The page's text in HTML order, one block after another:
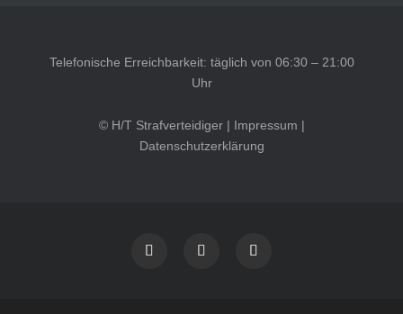
Telefonische Erreichbarkeit: täglich von 06:30 – 21:00
Uhr
© H/T Strafverteidiger | Impressum |
Datenschutzerklärung